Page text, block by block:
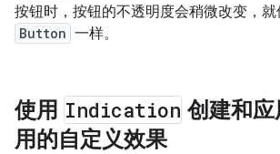
按钮时，按钮的不透明度会稍微改变，
Button 一样。
使用 Indication 创建和
用的自定义效果